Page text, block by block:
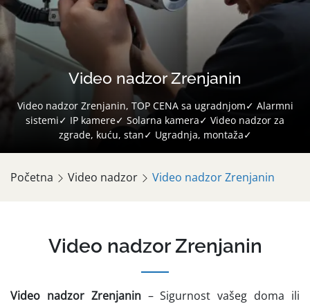
Video nadzor Zrenjanin
Video nadzor Zrenjanin, TOP CENA sa ugradnjom✓ Alarmni
sistemi✓ IP kamere✓ Solarna kamera✓ Video nadzor za
zgrade, kuću, stan✓ Ugradnja, montaža✓
Početna Video nadzor Video nadzor Zrenjanin
Video nadzor Zrenjanin
Video nadzor Zrenjanin– Sigurnost vašeg doma ili